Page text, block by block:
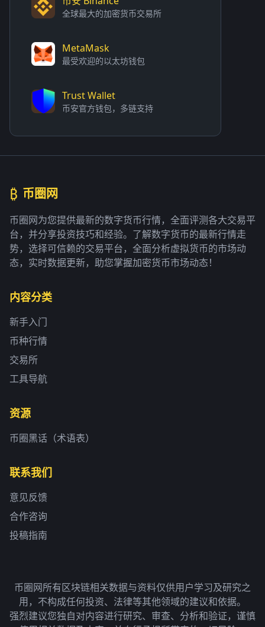
全球最大的加密货币交易所
MetaMask
最受欢迎的以太坊钱包
Trust Wallet
币安官方钱包，多链支持
₿ 币圈网
币圈网为您提供最新的数字货币行情，全面评测各大交易平
台，并分享投资技巧和经验。了解数字货币的最新行情走
势，选择可信赖的交易平台，全面分析虚拟货币的市场动
态，实时数据更新，助您掌握加密货币市场动态！
内容分类
新手入门
币种行情
交易所
工具导航
资源
币圈黑话（术语表）
联系我们
意见反馈
合作咨询
投稿指南
币圈网所有区块链相关数据与资料仅供用户学习及研究之
用，不构成任何投资、法律等其他领域的建议和依据。
强烈建议您独自对内容进行研究、审查、分析和验证，谨慎